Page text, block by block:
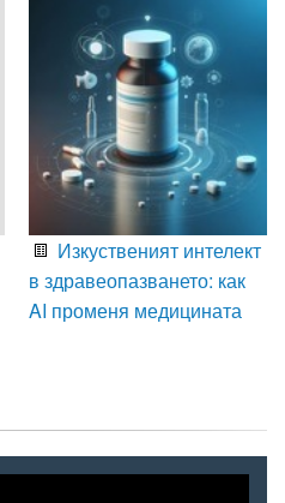
Изкуственият интелект
в здравеопазването: как
AI променя медицината